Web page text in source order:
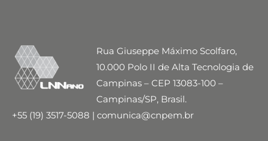
Rua Giuseppe Máximo Scolfaro,
10.000 Polo II de Alta Tecnologia de
Campinas – CEP 13083-100 –
Campinas/SP, Brasil.
+55 (19) 3517-5088 | comunica@cnpem.br